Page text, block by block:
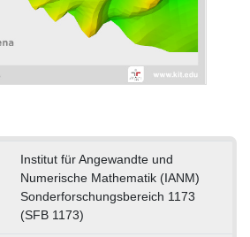
Institut für Angewandte und
Numerische Mathematik (IANM)
Sonderforschungsbereich 1173
(SFB 1173)